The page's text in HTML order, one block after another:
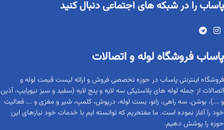
پاساب را در شبکه های اجتماعی دنبال کنید
پاساب فروشگاه لوله و اتصالات
فروشگاه اینترنتی پاساب در حوزه تخصصی فروش و ارائه لیست قیمت لوله و
اتصالات از جمله لوله های پلاستیکی سه لایه و پنج لایه (سفید و سبز نیوپایپ، آذین
و ...)، بوشن، سه راهی، زانو، بست لوله، درپوش، کلمپ، شیر و مغزی و ... فعالیت
خود را آغاز نموده است. ما مفتخریم که توانسته ایم با خدمات خود نیازهای این
حوزه را پوشش دهیم.